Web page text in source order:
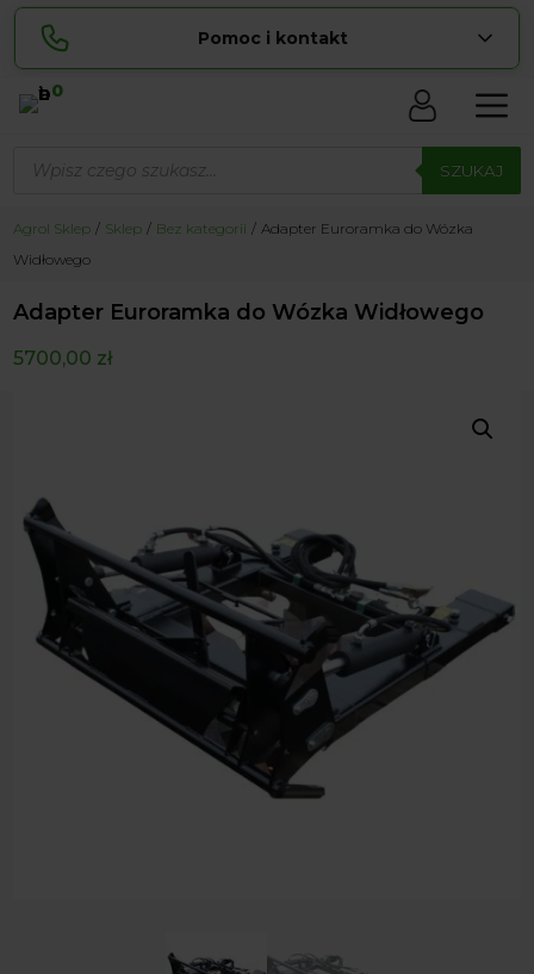
Pomoc i kontakt
Sylwia
pokaż numer
729 856 ... pokaż numer
pokaż e-mail
0
produktów SZUKAJ
Agrol Sklep Sklep Bez kategorii
Adapter Euroramka do Wózka
Widłowego
Adapter Euroramka do Wózka Widłowego
5700,00 zł